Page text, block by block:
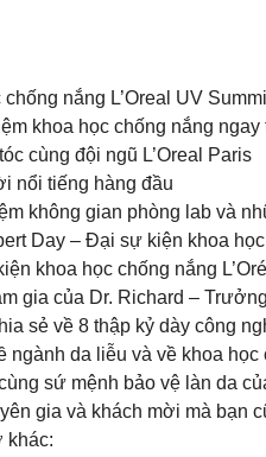
nắng L’Oreal UV
khoa học chống nắng
cùng đội ngũ L’Oreal Paris
nổi tiếng hàng đầu
không gian phòng lab và
Day – Đại sự kiện khoa
khoa học chống nắng
gia của Dr. Richard –
sẻ về 8 thập kỷ dày công
ngành da liễu và về khoa
sứ mệnh bảo vệ làn da
gia và khách mời mà bạn
khác: